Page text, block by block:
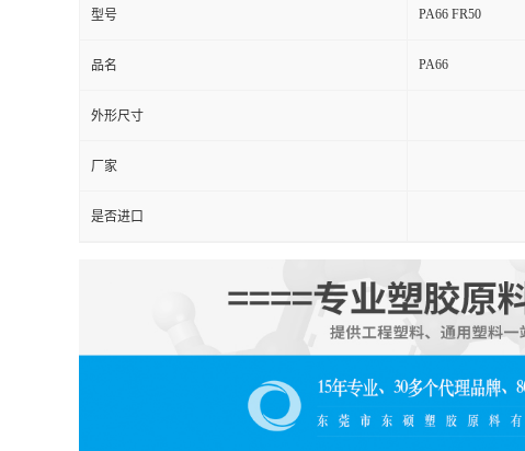
型号 PA66 FR50
品名 PA66
外形尺寸
厂家
是否进口